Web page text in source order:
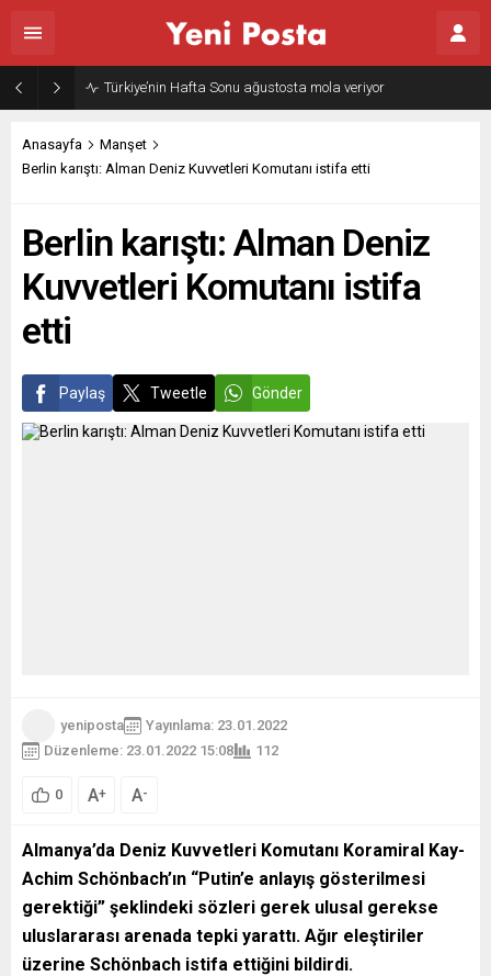
Türkiye’nin Hafta Sonu ağustosta mola veriyor
Anasayfa
Manşet
Berlin karıştı: Alman Deniz Kuvvetleri Komutanı istifa etti
Berlin karıştı: Alman Deniz
Kuvvetleri Komutanı istifa
etti
Paylaş Tweetle Gönder
yeniposta
Yayınlama: 23.01.2022
Düzenleme: 23.01.2022 15:08
112
0 A+ A-
Almanya’da Deniz Kuvvetleri Komutanı Koramiral Kay-
Achim Schönbach’ın “Putin’e anlayış gösterilmesi
gerektiği” şeklindeki sözleri gerek ulusal gerekse
uluslararası arenada tepki yarattı. Ağır eleştiriler
üzerine Schönbach istifa ettiğini bildirdi.